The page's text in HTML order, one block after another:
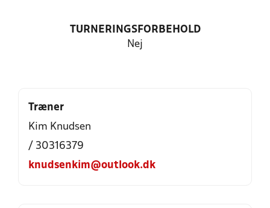
TURNERINGSFORBEHOLD
Nej
Træner
Kim Knudsen
/ 30316379
knudsenkim@outlook.dk